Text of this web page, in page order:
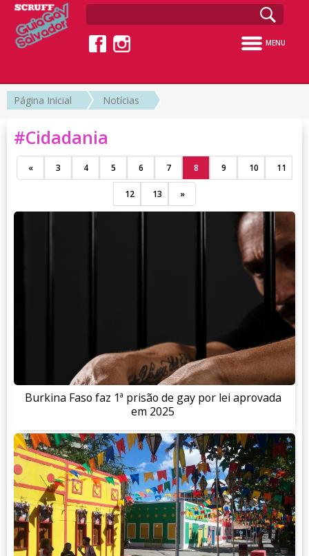
MENU
Página Inicial Notícias
#Cidadania
Burkina Faso faz 1ª prisão de gay por lei aprovada
em 2025
« 3 4 5 6 7 8 9 10 11
12 13 »